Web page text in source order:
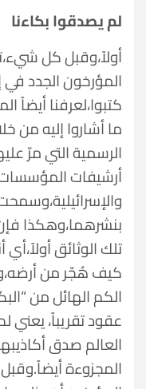
لم يصدقوا بكاءنا
أولاً،وقبل كل
المؤرخون الجدد في
كتبوا،لعرفنا أيضاً
ما أشاروا إليه من
الرسمية التي مرّ
أرشيفات المؤسسات
بنشرهما،وهكذا
تلك الوثائق
كيف هُجّر من
الكم الهائل من
عقود تقريباً، يعني
العالم صدق
المجزوءة